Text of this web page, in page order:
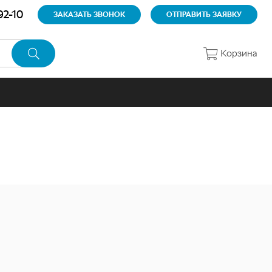
10 ЗАКАЗАТЬ ЗВОНОК ОТПРАВИТЬ ЗАЯВКУ
Корзина